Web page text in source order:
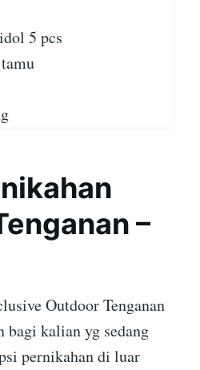
5 pcs
–
Outdoor Tenganan
kalian yg sedang
pernikahan di luar